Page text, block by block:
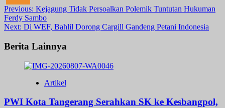
Post
navigation
Previous: Kejagung Tidak Persoalkan Polemik Tuntutan Hukuman
Ferdy Sambo
Next: Di WEF, Bahlil Dorong Cargill Gandeng Petani Indonesia
Berita Lainnya
Artikel
PWI Kota Tangerang Serahkan SK ke Kesbangpol,